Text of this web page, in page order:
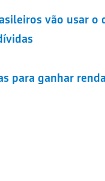
vão usar o
para ganhar